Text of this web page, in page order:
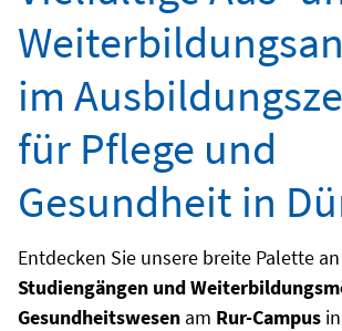
im
für Pflege und
Gesundheit in
Entdecken Sie unsere breite Palette an
Studiengängen und
Gesundheitswesen am Rur-Campus